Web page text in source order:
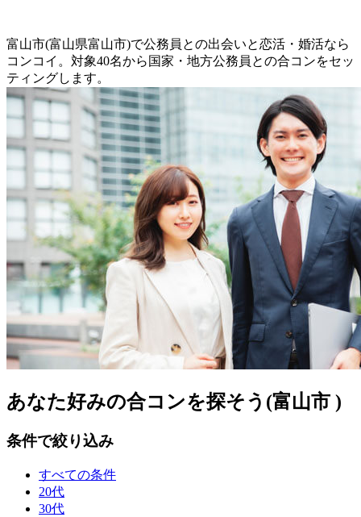
富山市(富山県富山市)で公務員との出会いと恋活・婚活なら
コンコイ。対象40名から国家・地方公務員との合コンをセッ
ティングします。
あなた好みの合コンを探そう(富山市 )
条件で絞り込み
すべての条件
20代
30代